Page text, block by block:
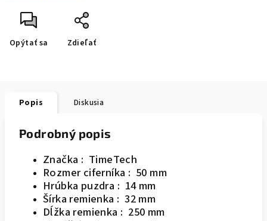
Opýtať sa Zdieľať
Popis Diskusia
Podrobný popis
Značka : TimeTech
Rozmer ciferníka : 50 mm
Hrúbka puzdra : 14 mm
Šírka remienka : 32 mm
Dĺžka remienka : 250 mm